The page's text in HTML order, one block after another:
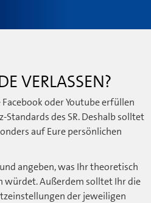
VERLASSEN?
oder Youtube erfüllen
des SR. Deshalb solltet
auf Eure persönlichen
angeben, was Ihr theoretisch
würdet. Außerdem solltet Ihr die
der jeweiligen